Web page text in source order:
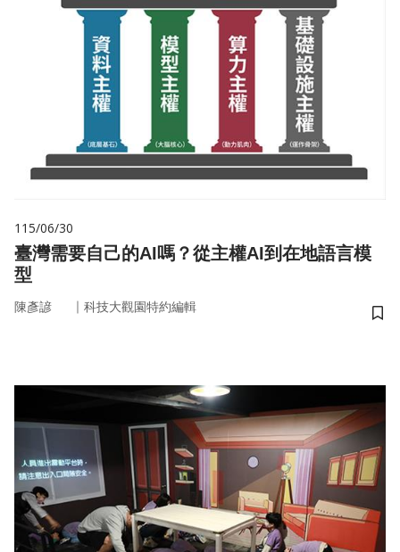
115/06/30
臺灣需要自己的AI嗎？從主權AI到在地語言模
型
陳彥諺 ｜ 科技大觀園特約編輯
儲